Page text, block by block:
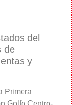
del
de
y
Primera
Golfo Centro-